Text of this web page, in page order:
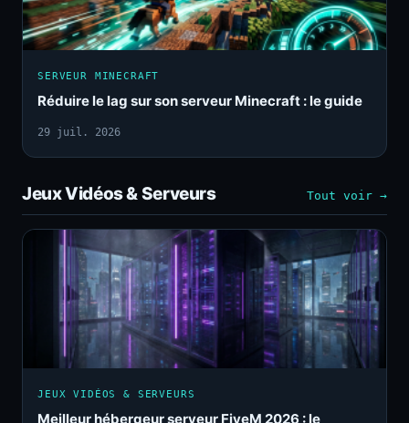
SERVEUR MINECRAFT
Réduire le lag sur son serveur Minecraft : le guide
29 juil. 2026
Jeux Vidéos & Serveurs Tout voir →
JEUX VIDÉOS & SERVEURS
Meilleur hébergeur serveur FiveM 2026 : le